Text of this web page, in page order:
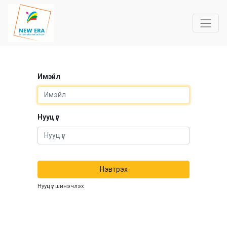
Имэйл
Нууц үг
Нэвтрэх
Нууц үг шинэчлэх